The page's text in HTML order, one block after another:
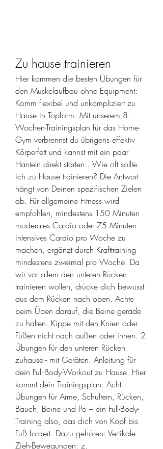
Zu hause trainieren
Hier kommen die besten Übungen für
den Muskelaufbau ohne Equipment:
Komm flexibel und unkompliziert zu
Hause in Topform. Mit unserem 8-
Wochen-Trainingsplan für das Home-
Gym verbrennst du übrigens effektiv
Körperfett und kannst mit ein paar
Hanteln direkt starten:. Wie oft sollte
ich zu Hause trainieren? Die Antwort
hängt von Deinen spezifischen Zielen
ab. Für allgemeine Fitness wird
empfohlen, mindestens 150 Minuten
moderates Cardio oder 75 Minuten
intensives Cardio pro Woche zu
machen, ergänzt durch Krafttraining
mindestens zweimal pro Woche. Da
wir vor allem den unteren Rücken
trainieren wollen, drücke dich bewusst
aus dem Rücken nach oben. Achte
beim Üben darauf, die Beine gerade
zu halten. Kippe mit den Knien oder
Füßen nicht nach außen oder innen. 2
Übungen für den unteren Rücken
zuhause - mit Geräten. Anleitung für
dein Full-Body-Workout zu Hause. Hier
kommt dein Trainingsplan: Acht
Übungen für Arme, Schultern, Rücken,
Bauch, Beine und Po – ein Full-Body-
Training also, das dich von Kopf bis
Fuß fordert. Dazu gehören: Vertikale
Zieh-Bewegungen: z.